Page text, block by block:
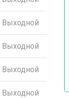
Выходной
Выходной
Выходной
Выходной